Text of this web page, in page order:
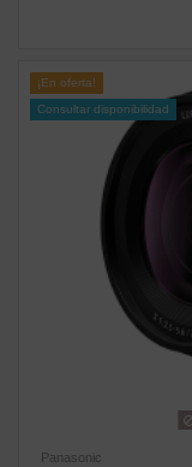
¡En oferta!
Consultar disponibilidad
Panasonic